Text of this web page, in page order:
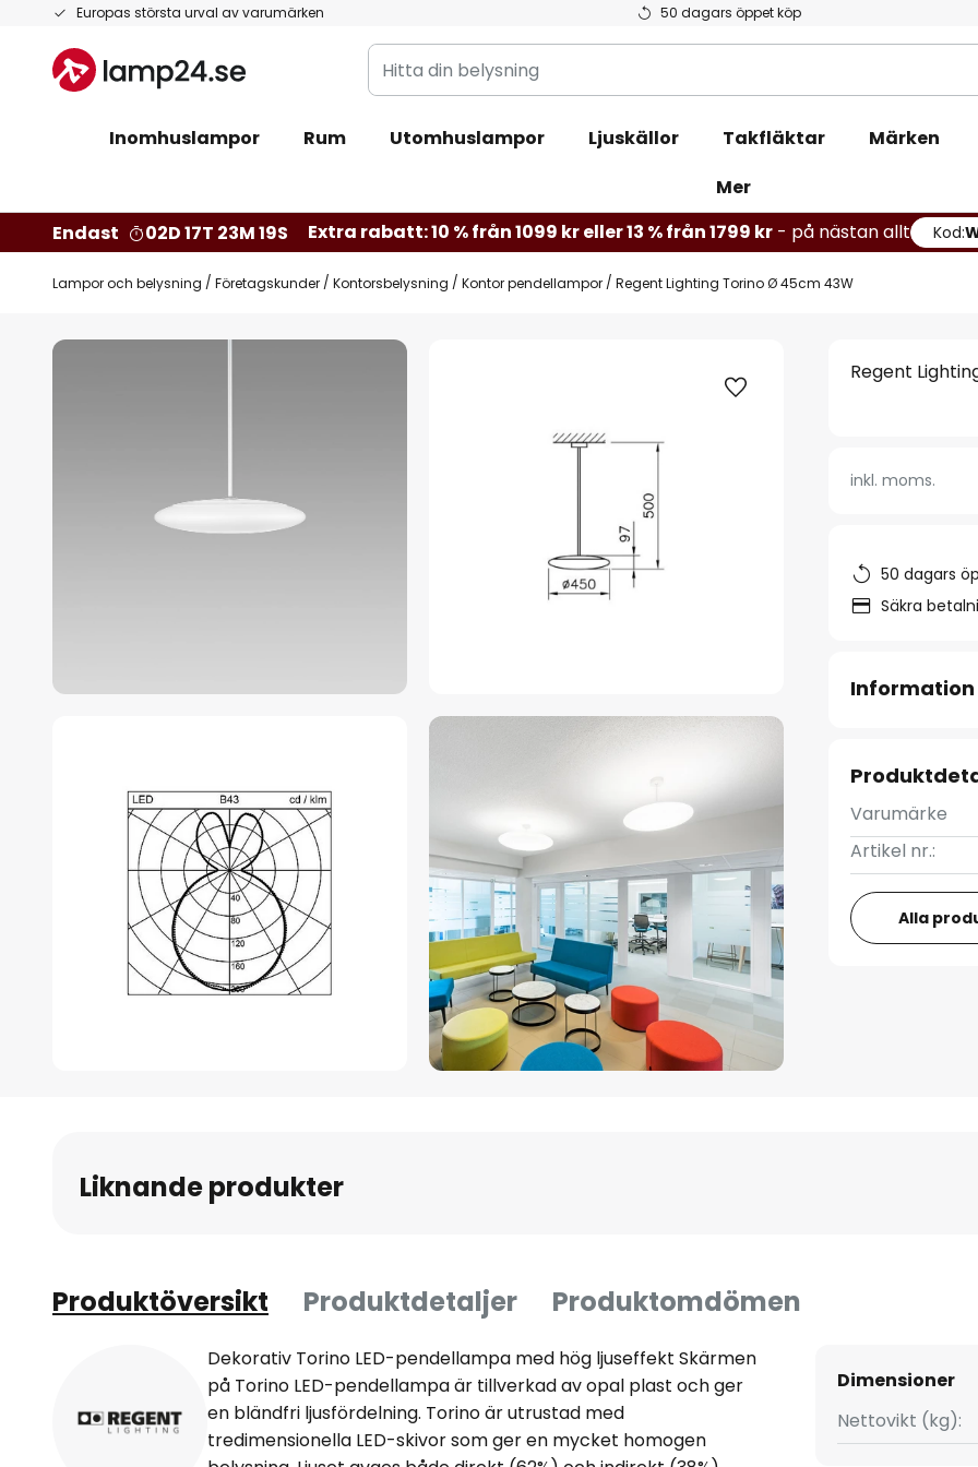
Europas största urval av varumärken 50 dagars öppet köp
Hoppa
innehållet
Hitta
din
Inomhuslampor
Rum Utomhuslampor Ljuskällor Takfläktar
Märken
Mer
Endast
02D 17T 23M 18S Extra rabatt: 10 % från 1099 kr eller 13 % från 1799 kr - på nästan allt Kod:
Lampor och belysning Företagskunder Kontorsbelysning Kontor pendellampor Regent Lighting Torino Ø 45cm 43W
Hoppa
bildgalleriet
Regent
inkl. moms.
50 dagars
Säkra
Varumärke
Artikel nr.:
Alla
Liknande produkter
Produktöversikt Produktdetaljer Produktomdömen
Dekorativ Torino LED-pendellampa med hög ljuseffekt Skärmen
på Torino LED-pendellampa är tillverkad av opal plast och ger
en bländfri ljusfördelning. Torino är utrustad med
tredimensionella LED-skivor som ger en mycket homogen
Dimensioner
Nettovikt (kg):